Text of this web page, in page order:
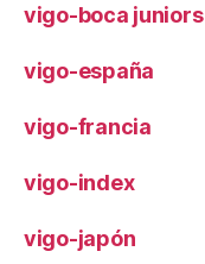
vigo-boca juniors
vigo-españa
vigo-francia
vigo-index
vigo-japón